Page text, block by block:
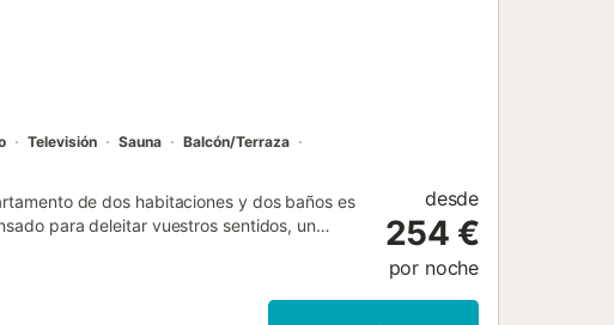
Televisión Sauna
Balcón/Terraza
de dos habitaciones y dos baños es
para deleitar vuestros sentidos, un
memorable. Con una decoración moderna,
donde la suavidad de las texturas y la
desde
254 €
por noche